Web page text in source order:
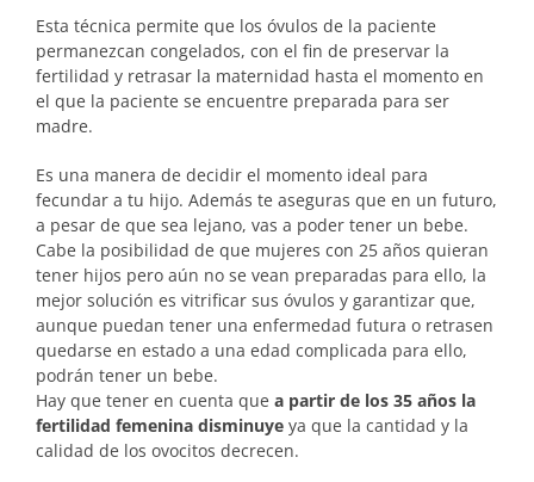
Esta técnica permite que los óvulos de la paciente
permanezcan congelados, con el fin de preservar la
fertilidad y retrasar la maternidad hasta el momento en
el que la paciente se encuentre preparada para ser
madre.
Es una manera de decidir el momento ideal para
fecundar a tu hijo. Además te aseguras que en un futuro,
a pesar de que sea lejano, vas a poder tener un bebe.
Cabe la posibilidad de que mujeres con 25 años quieran
tener hijos pero aún no se vean preparadas para ello, la
mejor solución es vitrificar sus óvulos y garantizar que,
aunque puedan tener una enfermedad futura o retrasen
quedarse en estado a una edad complicada para ello,
podrán tener un bebe.
Hay que tener en cuenta que a partir de los 35 años la
fertilidad femenina disminuye ya que la cantidad y la
calidad de los ovocitos decrecen.